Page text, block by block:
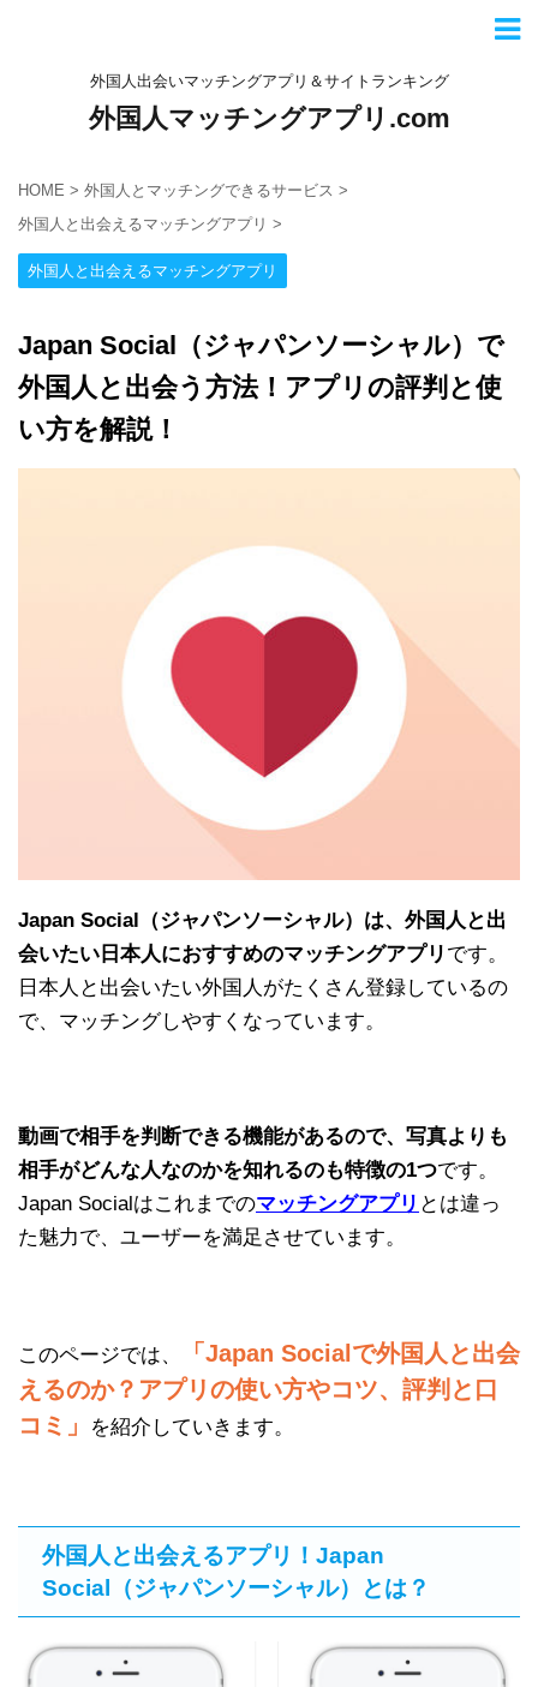
外国人出会いマッチングアプリ＆サイトランキング
外国人マッチングアプリ.com
HOME > 外国人とマッチングできるサービス >
外国人と出会えるマッチングアプリ >
外国人と出会えるマッチングアプリ
Japan Social（ジャパンソーシャル）で
外国人と出会う方法！アプリの評判と使
い方を解説！
Japan Social（ジャパンソーシャル）は、外国人と出
会いたい日本人におすすめのマッチングアプリ です。
日本人と出会いたい外国人がたくさん登録しているの
で、マッチングしやすくなっています。
動画で相手を判断できる機能があるので、写真よりも
相手がどんな人なのかを知れるのも特徴の1つです。
Japan Socialはこれまでのマッチングアプリ とは違っ
た魅力で、ユーザーを満足させています。
このページでは、
「Japan Socialで外国人と出会
えるのか？アプリの使い方やコツ、評判と口
コミ」
を紹介していきます。
外国人と出会えるアプリ！Japan
Social（ジャパンソーシャル）とは？